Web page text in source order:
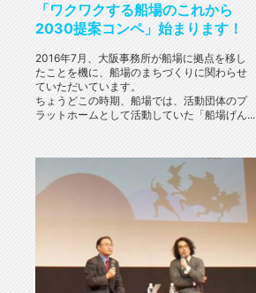
「ワクワクする船場のこれから
2030提案コンペ」始まります！
2016年7月、大阪事務所が船場に拠点を移し
たことを機に、船場のまちづくりに関わらせ
ていただいています。
ちょうどこの時期、船場では、活動団体のプ
ラットホームとして活動していた「船場げん...